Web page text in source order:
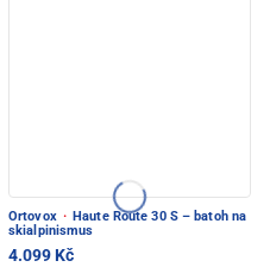
Ortovox · Haute Route 30 S – batoh na
skialpinismus
4.099 Kč